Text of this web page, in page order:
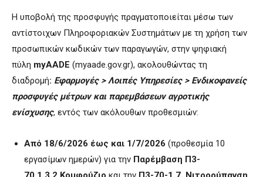
Η υποβολή της προσφυγής πραγματοποιείται μέσω των
αντίστοιχων Πληροφοριακών Συστημάτων με τη χρήση των
προσωπικών κωδικών των παραγωγών, στην ψηφιακή
πύλη myAADE (myaade.gov.gr), ακολουθώντας τη
διαδρομή: Εφαρμογές > Λοιπές Υπηρεσίες > Ενδικοφανείς
προσφυγές μέτρων και παρεμβάσεων αγροτικής
ενίσχυσης, εντός των ακόλουθων προθεσμιών:
Από 18/6/2026 έως και 1/7/2026 (προθεσμία 10
εργασίμων ημερών) για την Παρέμβαση Π3-